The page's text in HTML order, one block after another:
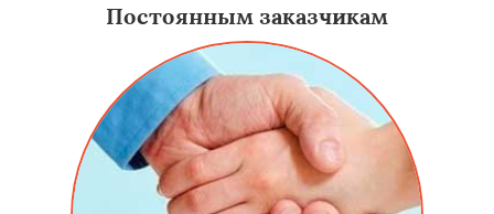
Постоянным заказчикам